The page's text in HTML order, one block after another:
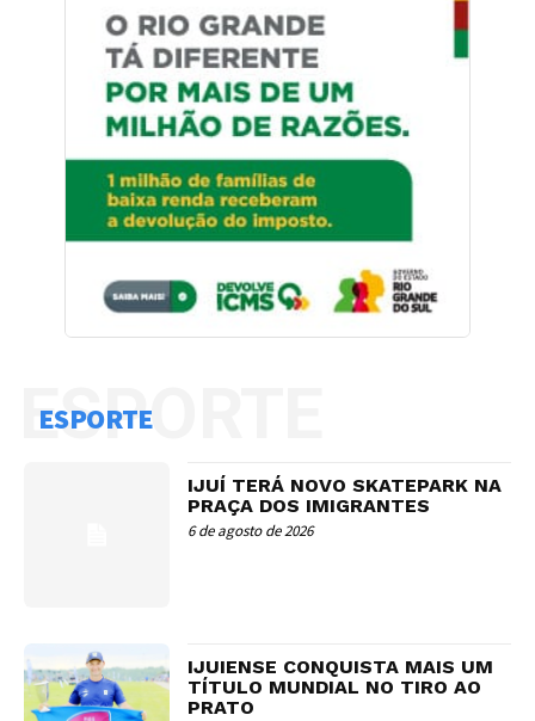
ESPORTE
ESPORTE
IJUÍ TERÁ NOVO SKATEPARK NA
PRAÇA DOS IMIGRANTES
6 de agosto de 2026
IJUIENSE CONQUISTA MAIS UM
TÍTULO MUNDIAL NO TIRO AO
PRATO